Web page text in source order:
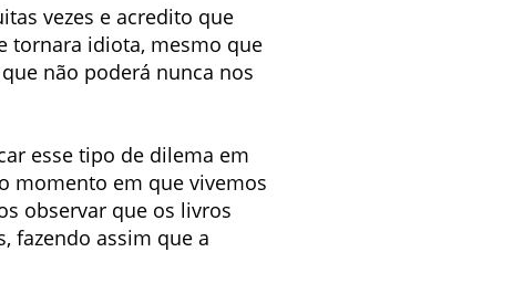
vezes e acredito que
tornara idiota, mesmo que
não poderá nunca nos
esse tipo de dilema em
momento em que vivemos
observar que os livros
fazendo assim que a